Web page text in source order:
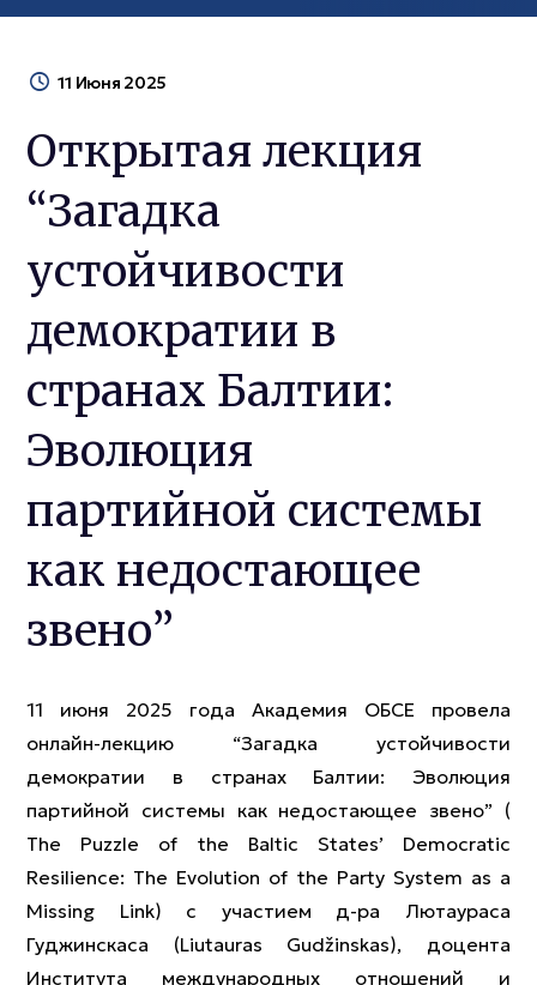
11 Июня 2025
Открытая лекция
“Загадка
устойчивости
демократии в
странах Балтии:
Эволюция
партийной системы
как недостающее
звено”
11 июня 2025 года Академия ОБСЕ провела
онлайн-лекцию “Загадка устойчивости
демократии в странах Балтии: Эволюция
партийной системы как недостающее звено” (
The Puzzle of the Baltic States’ Democratic
Resilience: The Evolution of the Party System as a
Missing Link) с участием д-ра Лютаураса
Гуджинскаса (Liutauras Gudžinskas), доцента
Института международных отношений и